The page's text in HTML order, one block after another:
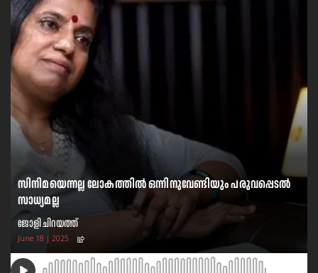
സിനിമയെന്നല്ല ലോകത്തിൽ ഒന്നിനുവേണ്ടിയും പരുവപ്പെടൽ
സാധ്യമല്ല
ജോളി ചിറയത്ത്
June 18 | 2025